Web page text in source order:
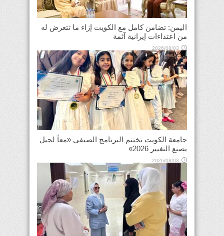
اليمن: تضامن كامل مع الكويت إزاء ما تتعرض له
من اعتداءات إيرانية آثمة
2026/08/03
جامعة الكويت تختتم البرنامج الصيفي «معاً لجيل
يصنع التغيير 2026»
2026/08/03